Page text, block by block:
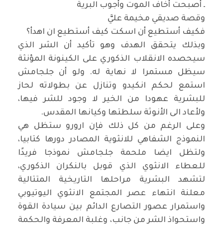
ـ أصبحت أخاف الموت وأجوب البرية
وقصة صديقي مخيمة عليَّ
فكيف أستطيع أن اسكت كيف أستطيع ان اهدأ؟
وبذلك يتحقق الهدف وهو تأكيد أن الشر الذي
سيحصده الانقلاب الذكوري على الكينونة المؤنثة
سيظل مستمرا لا نهاية له. ولو أن جلجامش
استمع لحكم انكيدو وتنازل عن بطولاته لحاز
للبشرية عهودا من الخير لا وجود للشر فيها،
ولأعاد الى الأنوثة سلطتها وكيانها المقدس.
وعلى الرغم من كل ذلك فإن ارورو ستظل هي
النموذج الشفاهي للانثوية المصادر دورها كتابيا،
ولتظل ايضا ملحمة جلجامش نموذجا فريدًا
للعطاء الانثوي الذي قوبل بالنكران الذكوري،
لتشهد البشرية مراحلها التاريخية المتتالية
معلنة انتهاء عصر المجتمع الانثوي اليوتيوبي
واستمرار عصور التصارع الدائم بين سيادة القوة
واستحواذ الشر من جانب، وغلبة المعرفة والحكمة